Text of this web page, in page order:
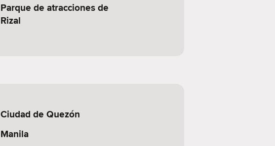
Parque de atracciones de
Rizal
Ciudad de Quezón
Manila